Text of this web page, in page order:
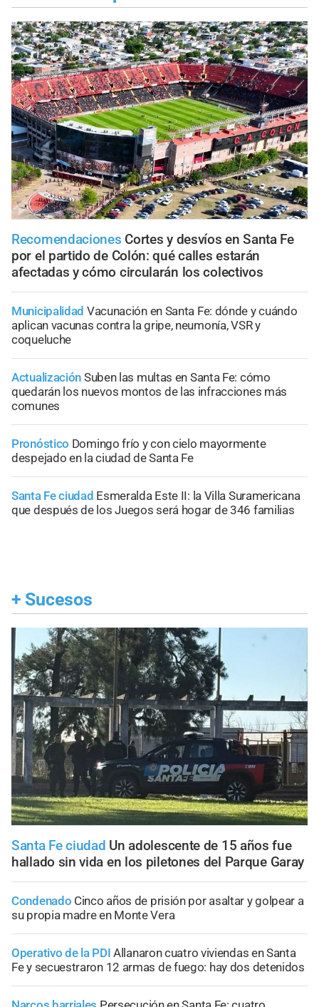
Recomendaciones Cortes y desvíos en Santa Fe
por el partido de Colón: qué calles estarán
afectadas y cómo circularán los colectivos
Municipalidad Vacunación en Santa Fe: dónde y cuándo
aplican vacunas contra la gripe, neumonía, VSR y
coqueluche
Actualización Suben las multas en Santa Fe: cómo
quedarán los nuevos montos de las infracciones más
comunes
Pronóstico Domingo frío y con cielo mayormente
despejado en la ciudad de Santa Fe
Santa Fe ciudad Esmeralda Este II: la Villa Suramericana
que después de los Juegos será hogar de 346 familias
+ Sucesos
Santa Fe ciudad Un adolescente de 15 años fue
hallado sin vida en los piletones del Parque Garay
Condenado Cinco años de prisión por asaltar y golpear a
su propia madre en Monte Vera
Operativo de la PDI Allanaron cuatro viviendas en Santa
Fe y secuestraron 12 armas de fuego: hay dos detenidos